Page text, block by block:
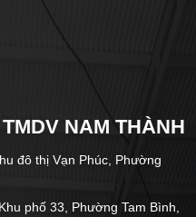
NAM THÀNH
đô thị Vạn Phúc, Phường
phố 33, Phường Tam Bình,